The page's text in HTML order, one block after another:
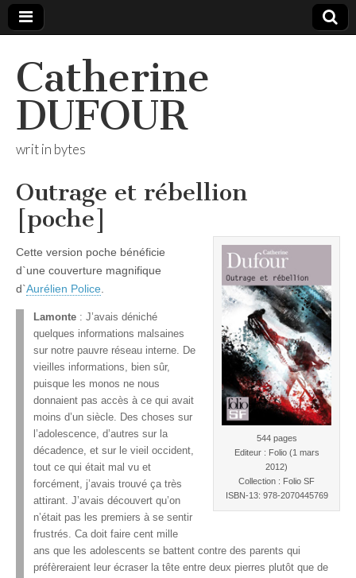
Catherine
DUFOUR
writ in bytes
Outrage et rébellion
[poche]
544 pages
Editeur : Folio (1 mars
2012)
Collection : Folio SF
ISBN-13: 978-2070445769
Cette version poche bénéficie
d`une couverture magnifique
d`Aurélien Police
Lamonte : J’avais déniché
quelques informations malsaines
sur notre pauvre réseau interne. De
vieilles informations, bien sûr,
puisque les monos ne nous
donnaient pas accès à ce qui avait
moins d’un siècle. Des choses sur
l’adolescence, d’autres sur la
décadence, et sur le vieil occident,
tout ce qui était mal vu et
forcément, j’avais trouvé ça très
attirant. J’avais découvert qu’on
n’était pas les premiers à se sentir
frustrés. Ca doit faire cent mille
ans que les adolescents se battent contre des parents qui
préfèreraient leur écraser la tête entre deux pierres plutôt que de